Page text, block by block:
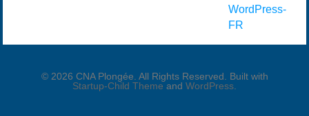
WordPress-
FR
© 2026 CNA Plongée. All Rights Reserved. Built with
Startup-Child Theme and WordPress